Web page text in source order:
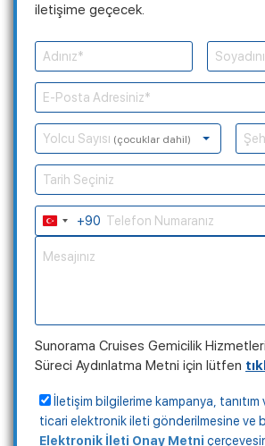
iletişime geçecek.
Yolcu Sayısı (çocuklar dahil)
Tarih Seçiniz
Turkey+90
Sunorama Cruises Gemicilik
Süreci Aydınlatma Metni için lütfen
İletişim bilgilerime kampanya, tanıtım
ticari elektronik ileti gönderilmesine ve
Elektronik İleti Onay Metni